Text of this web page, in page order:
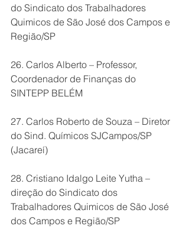
do Sindicato dos Trabalhadores
Quimicos de São José dos Campos e
Região/SP
26. Carlos Alberto – Professor,
Coordenador de Finanças do
SINTEPP BELÉM
27. Carlos Roberto de Souza – Diretor
do Sind. Químicos SJCampos/SP
(Jacareí)
28. Cristiano Idalgo Leite Yutha –
direção do Sindicato dos
Trabalhadores Quimicos de São José
dos Campos e Região/SP